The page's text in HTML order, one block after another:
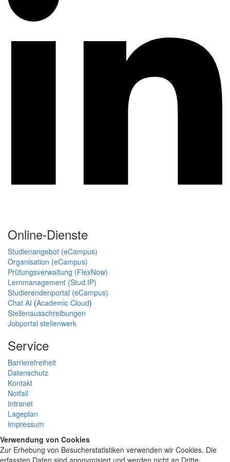
Online-Dienste
Studienangebot (eCampus)
Organisation (eCampus)
Prüfungsverwaltung (FlexNow)
Lernmanagement (Stud.IP)
Studierendenportal (eCampus)
Chat AI (Academic Cloud)
Stellenausschreibungen
Jobportal stellenwerk
Service
Barrierefreiheit
Datenschutz
Kontakt
Notfall
Intranet
Lageplan
Impressum
Verwendung von Cookies
Zur Erhebung von Besucherstatistiken verwenden wir Cookies. Die
erfassten Daten sind anonymisiert und werden nicht an Dritte